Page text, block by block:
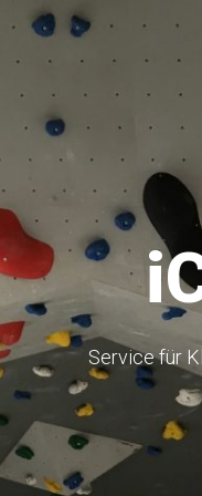
Service für